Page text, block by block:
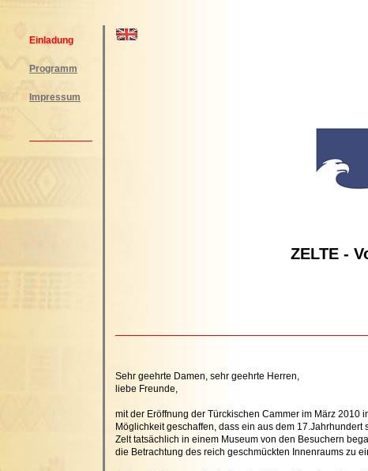
Einladung
Programm
Impressum
ZELTE -
Sehr geehrte Damen, sehr geehrte Herren,
liebe Freunde,
mit der Eröffnung der Türckischen Cammer im März 2010
Möglichkeit geschaffen, dass ein aus dem 17.Jahrhundert
Zelt tatsächlich in einem Museum von den Besuchern
die Betrachtung des reich geschmückten Innenraums zu